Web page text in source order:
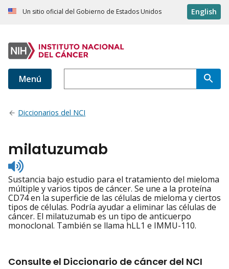
Un sitio oficial del Gobierno de Estados Unidos English
Menú
Diccionarios del NCI
milatuzumab
Listen
to
pronunciation
Sustancia bajo estudio para el tratamiento del mieloma
múltiple y varios tipos de cáncer. Se une a la proteína
CD74 en la superficie de las células de mieloma y ciertos
tipos de células. Podría ayudar a eliminar las células de
cáncer. El milatuzumab es un tipo de anticuerpo
monoclonal. También se llama hLL1 e IMMU-110.
Consulte el Diccionario de cáncer del NCI